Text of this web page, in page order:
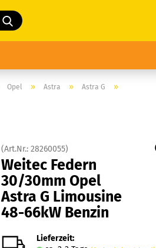
Opel » Astra » Astra G »
(Art.Nr.: 28260055)
Weitec Federn
30/30mm Opel
Astra G Limousine
48-66kW Benzin
Lieferzeit: